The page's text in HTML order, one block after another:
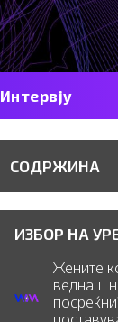
Интервју
СОДРЖИНА
ИЗБОР НА
Жените
веднаш